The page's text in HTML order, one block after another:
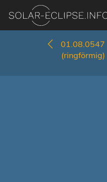
01.08.0547
(ringförmig)